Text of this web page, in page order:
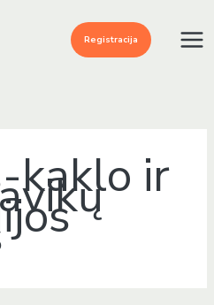
Registracija
kaklo ir